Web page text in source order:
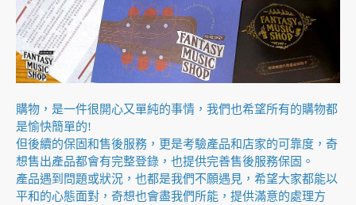
購物，是一件很開心又單純的事情，我們也希望所有的購物都
是愉快簡單的!
但後續的保固和售後服務，更是考驗產品和店家的可靠度，奇
想售出產品都會有完整登錄，也提供完善售後服務保固。
產品遇到問題或狀況，也都是我們不願遇見，希望大家都能以
平和的心態面對，奇想也會盡我們所能，提供滿意的處理方